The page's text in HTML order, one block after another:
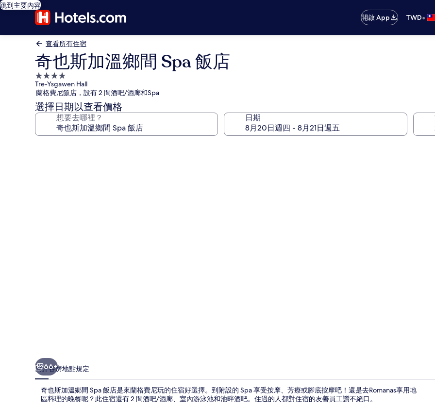
跳到主要內容
開啟 App
TWD•
查看所有住宿
奇也斯加溫鄉間 Spa 飯店
4.0
星
級
住
宿
Tre-Ysgawen Hall
蘭格費尼飯店，設有 2 間酒吧/酒廊和Spa
選擇日期以查看價格
想要去哪裡？ 日期
66+
簡介客房地點規定
奇也斯加溫鄉間 Spa 飯店是來蘭格費尼玩的住宿好選擇。到附設的 Spa 享受按摩、芳療或腳底按摩吧！還是去Romanas享用地
區料理的晚餐呢？此住宿還有 2 間酒吧/酒廊、室內游泳池和池畔酒吧。住過的人都對住宿的友善員工讚不絕口。